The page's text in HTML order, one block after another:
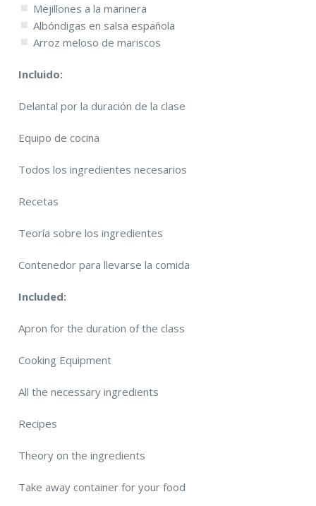
Mejillones a la marinera
Albóndigas en salsa española
Arroz meloso de mariscos
Incluido:
Delantal por la duración de la clase
Equipo de cocina
Todos los ingredientes necesarios
Recetas
Teoría sobre los ingredientes
Contenedor para llevarse la comida
Included:
Apron for the duration of the class
Cooking Equipment
All the necessary ingredients
Recipes
Theory on the ingredients
Take away container for your food